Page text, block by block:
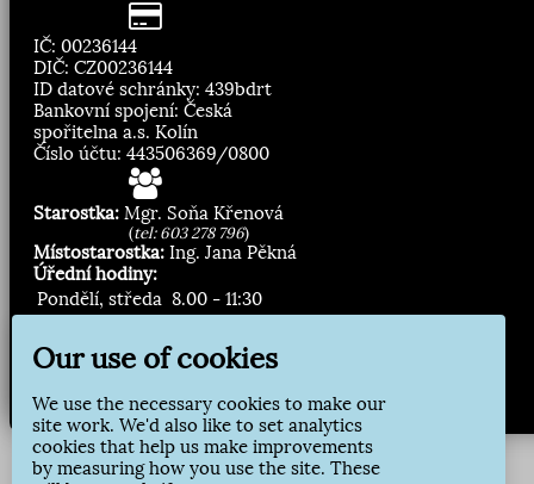
IČ: 00236144
DIČ: CZ00236144
ID datové schránky: 439bdrt
Bankovní spojení: Česká
spořitelna a.s. Kolín
Číslo účtu: 443506369/0800
Starostka: Mgr. Soňa Křenová
(tel: 603 278 796)
Místostarostka: Ing. Jana Pěkná
Úřední hodiny:
Pondělí, středa 8.00 - 11:30
Přihlásit odběr
Our use of cookies
We use the necessary cookies to make our
site work. We'd also like to set analytics
cookies that help us make improvements
by measuring how you use the site. These